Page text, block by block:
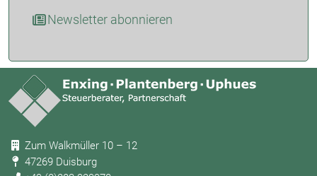
Newsletter abonnieren
Zum Walkmüller 10 – 12
47269 Duisburg